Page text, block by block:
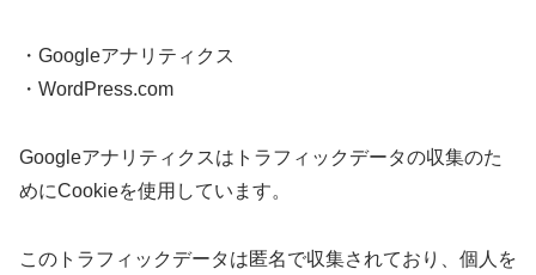
・Googleアナリティクス
・WordPress.com
Googleアナリティクスはトラフィックデータの収集のた
めにCookieを使用しています。
このトラフィックデータは匿名で収集されており、個人を